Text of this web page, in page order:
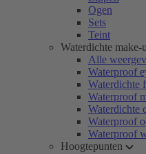
Ogen
Sets
Teint
Waterdichte make-
Alle
Waterproof
Waterdichte
Waterproof
Waterdichte
Waterproof
Waterproof
Hoogtepunten